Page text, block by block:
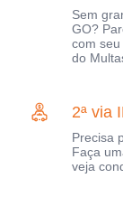
Sem
GO?
com
do
2ª via
Precisa
Faça
veja